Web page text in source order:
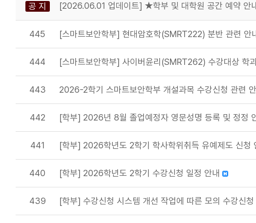
공 지 [2026.06.01 업데이트] ★학부 및 대학원 공간 예약
445 [스마트보안학부] 현대암호학(SMRT222) 분반 관련 안
444 [스마트보안학부] 사이버윤리(SMRT262) 수강대상 학
443 2026-2학기 스마트보안학부 개설과목 수강신청 관련
442 [학부] 2026년 8월 졸업예정자 영문성명 등록 및 정정
441 [학부] 2026학년도 2학기 학사학위취득 유예제도 신청
440 [학부] 2026학년도 2학기 수강신청 일정 안내
439 [학부] 수강신청 시스템 개선 작업에 따른 모의 수강신